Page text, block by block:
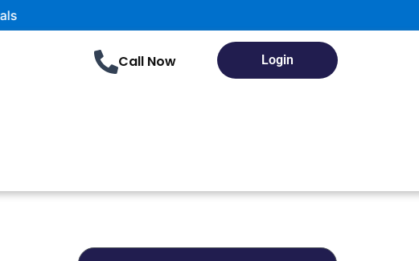
Call Now Login